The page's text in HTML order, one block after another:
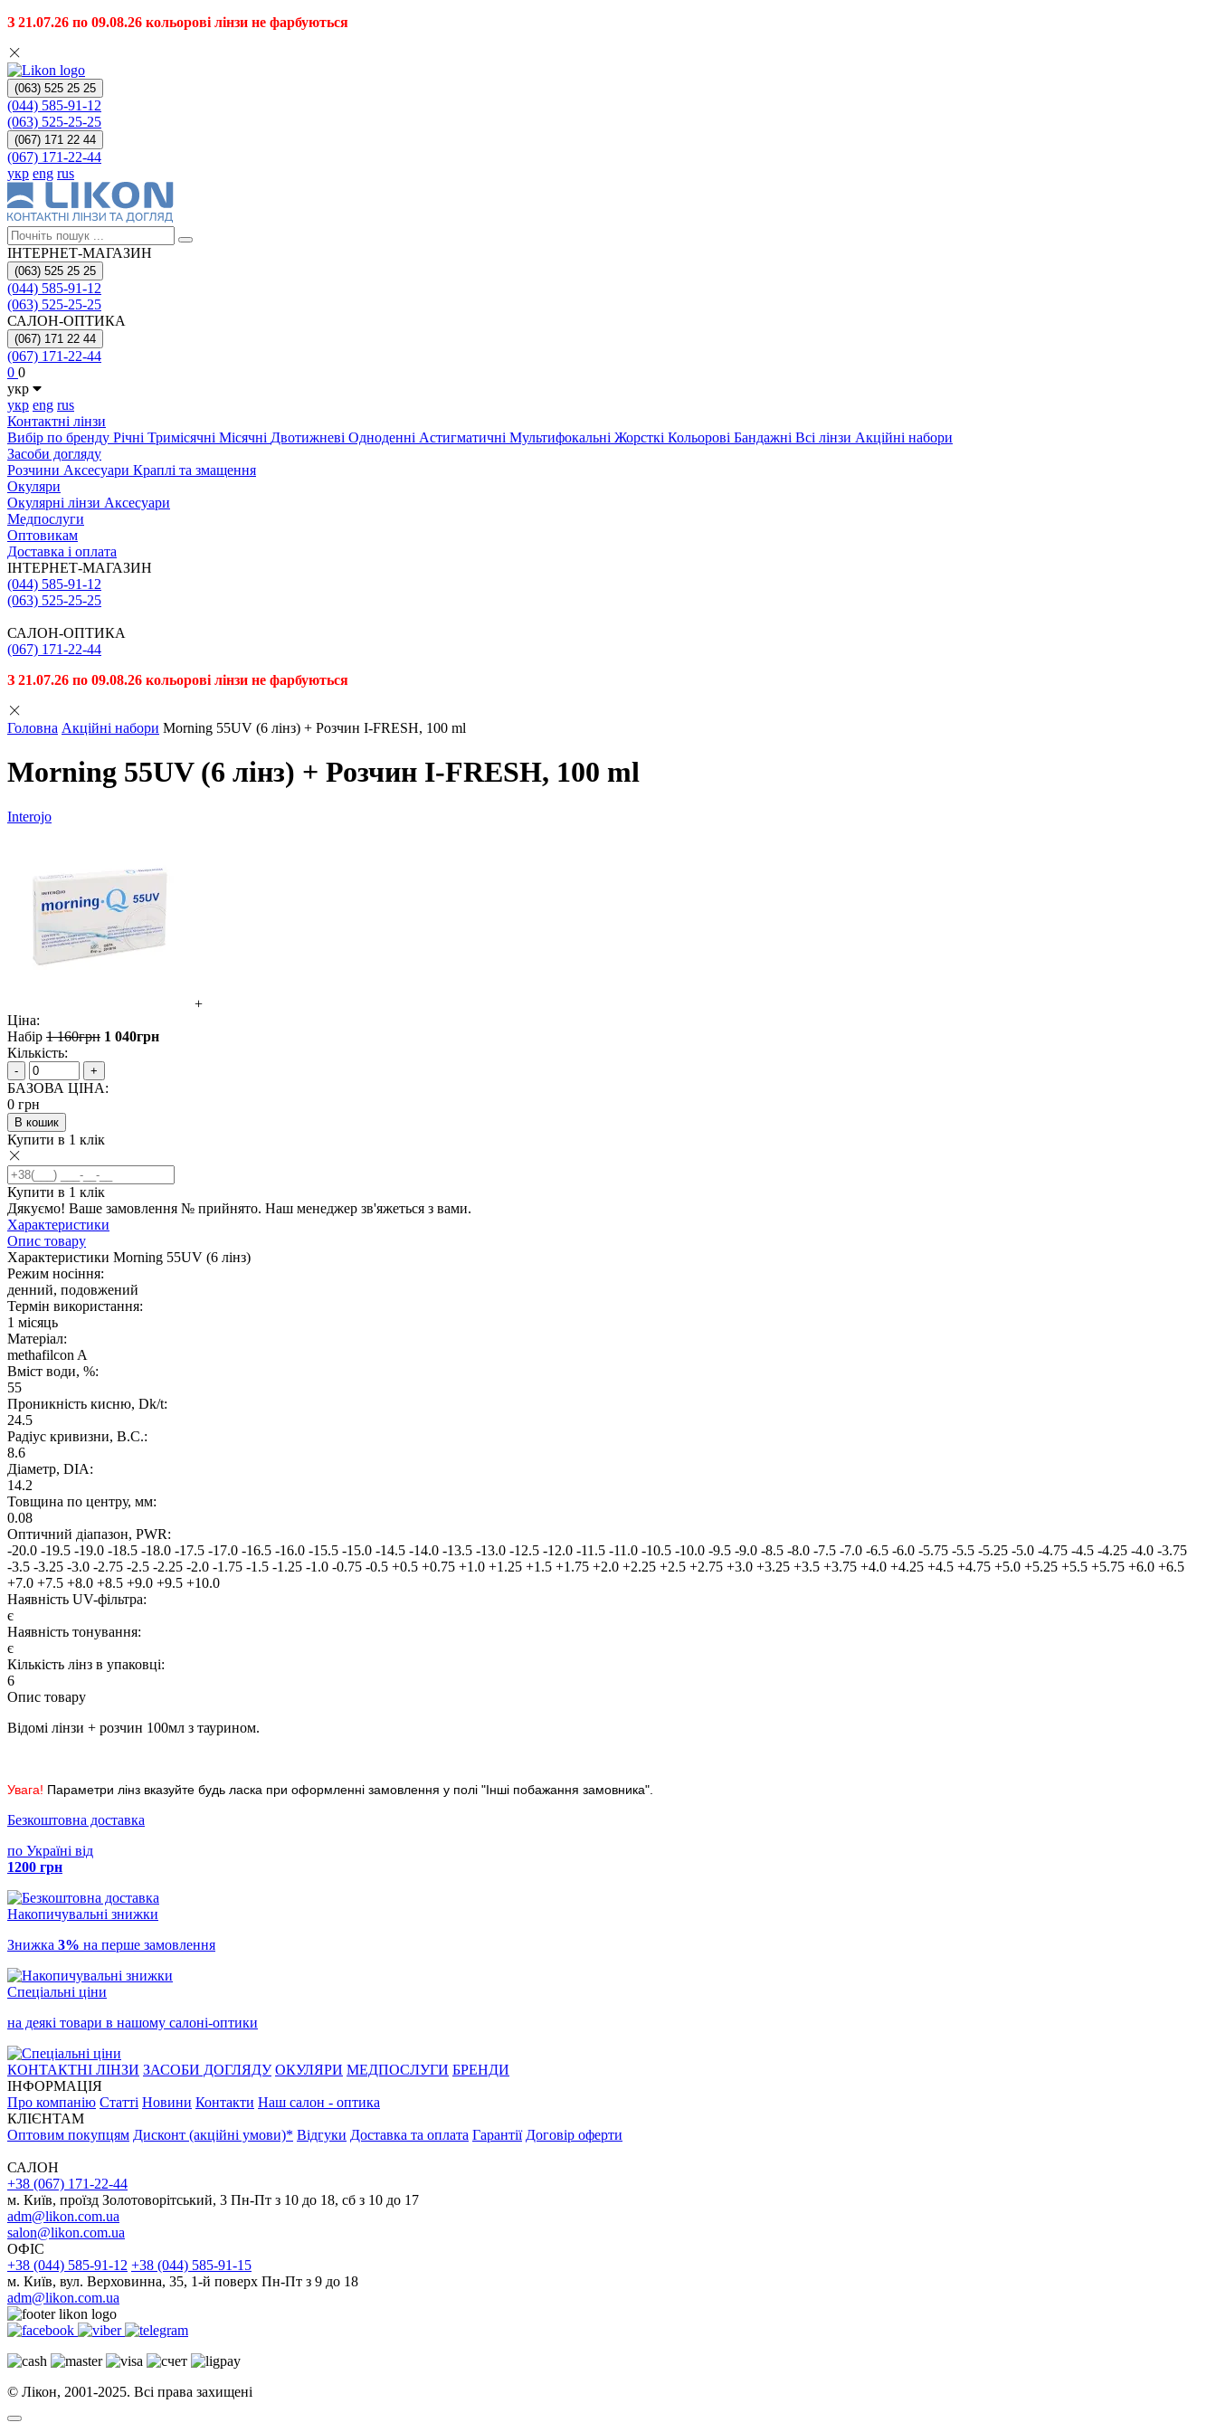
З 21.07.26 по 09.08.26 кольорові лінзи не фарбуються
(063) 525 25 25
(044) 585-91-12
(063) 525-25-25
(067) 171 22 44
(067) 171-22-44
укр eng rus
ІНТЕРНЕТ-МАГАЗИН
(063) 525 25 25
(044) 585-91-12
(063) 525-25-25
САЛОН-ОПТИКА
(067) 171 22 44
(067) 171-22-44
0 0
укр
укр eng rus
Контактні лінзи
Вибiр по бренду Річні Тримісячні Місячні Двотижневі Одноденні Астигматичні Мультифокальні Жорсткі Кольорові Бандажні Всі лінзи Акційні набори
Засоби догляду
Розчини Аксесуари Краплі та змащення
Окуляри
Окулярні лінзи Аксесуари
Медпослуги
Оптовикам
Доставка і оплата
ІНТЕРНЕТ-МАГАЗИН
(044) 585-91-12
(063) 525-25-25
САЛОН-ОПТИКА
(067) 171-22-44
З 21.07.26 по 09.08.26 кольорові лінзи не фарбуються
Головна Акційні набори Morning 55UV (6 лiнз) + Розчин I-FRESH, 100 ml
Morning 55UV (6 лiнз) + Розчин I-FRESH, 100 ml
Interojo
+
Ціна:
Набір 1 160грн 1 040грн
Кількість:
- +
БАЗОВА ЦІНА:
0 грн
В кошик
Купити в 1 клік
Купити в 1 клік
Дякуємо! Ваше замовлення № прийнято. Наш менеджер зв'яжеться з вами.
Характеристики
Опис товару
Характеристики Morning 55UV (6 лiнз)
Режим носіння:
денний, подовжений
Термін використання:
1 місяць
Матеріал:
methafilcon A
Вміст води, %:
55
Проникність кисню, Dk/t:
24.5
Радіус кривизни, B.C.:
8.6
Дiаметр, DIA:
14.2
Товщина по центру, мм:
0.08
Оптичний діапазон, PWR:
-20.0 -19.5 -19.0 -18.5 -18.0 -17.5 -17.0 -16.5 -16.0 -15.5 -15.0 -14.5 -14.0 -13.5 -13.0 -12.5 -12.0 -11.5 -11.0 -10.5 -10.0 -9.5 -9.0 -8.5 -8.0 -7.5 -7.0 -6.5 -6.0 -5.75 -5.5 -5.25 -5.0 -4.75 -4.5 -4.25 -4.0 -3.75
-3.5 -3.25 -3.0 -2.75 -2.5 -2.25 -2.0 -1.75 -1.5 -1.25 -1.0 -0.75 -0.5 +0.5 +0.75 +1.0 +1.25 +1.5 +1.75 +2.0 +2.25 +2.5 +2.75 +3.0 +3.25 +3.5 +3.75 +4.0 +4.25 +4.5 +4.75 +5.0 +5.25 +5.5 +5.75 +6.0 +6.5
+7.0 +7.5 +8.0 +8.5 +9.0 +9.5 +10.0
Наявнiсть UV-фiльтра:
є
Наявність тонування:
є
Кiлькiсть лiнз в упаковцi:
6
Опис товару
Відомі лінзи + розчин 100мл з таурином.
Увага! Параметри лінз вказуйте будь ласка при оформленні замовлення у полі "Інші побажання замовника".
Безкоштовна доставка
по Україні від
1200 грн
Накопичувальні знижки
Знижка 3% на перше замовлення
Спеціальні ціни
на деякі товари в нашому салоні-оптики
КОНТАКТНІ ЛІНЗИ ЗАСОБИ ДОГЛЯДУ ОКУЛЯРИ МЕДПОСЛУГИ БРЕНДИ
ІНФОРМАЦІЯ
Про компанію Статті Новини Контакти Наш салон - оптика
КЛІЄНТАМ
Оптовим покупцям Дисконт (акційні умови)* Відгуки Доставка та оплата Гарантії Договір оферти
САЛОН
+38 (067) 171-22-44
м. Київ, проїзд Золотоворітський, 3 Пн-Пт з 10 до 18, сб з 10 до 17
adm@likon.com.ua
salon@likon.com.ua
ОФІС
+38 (044) 585-91-12 +38 (044) 585-91-15
м. Київ, вул. Верховинна, 35, 1-й поверх Пн-Пт з 9 до 18
adm@likon.com.ua
© Лікон, 2001-2025. Всі права захищені